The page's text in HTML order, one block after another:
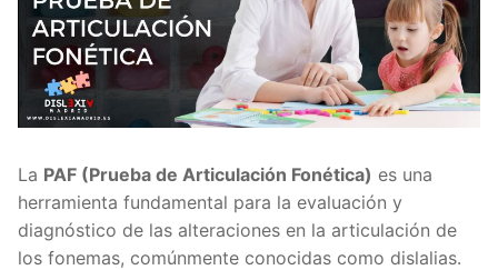
La PAF (Prueba de Articulación Fonética) es una
herramienta fundamental para la evaluación y
diagnóstico de las alteraciones en la articulación de
los fonemas, comúnmente conocidas como dislalias.